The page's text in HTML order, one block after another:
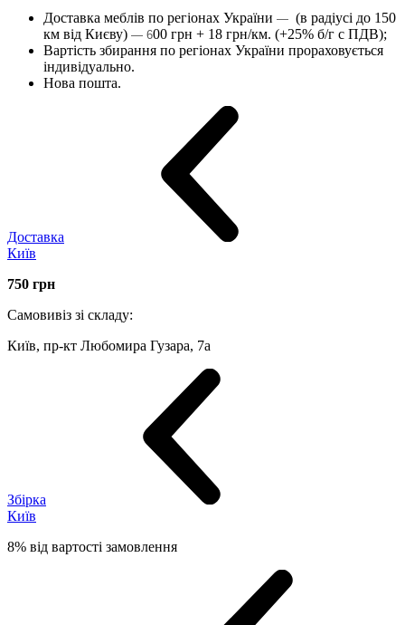
Доставка меблів по регіонах України — (в радіусі до 150
км від Києву) — 600 грн + 18 грн/км. (+25% б/г с ПДВ);
Вартість збирання по регіонах України прораховується
індивідуально.
Нова пошта.
Доставка
Київ
750 грн
Самовивіз зі складу:
Київ, пр-кт Любомира Гузара, 7а
Збірка
Київ
8% від вартості замовлення